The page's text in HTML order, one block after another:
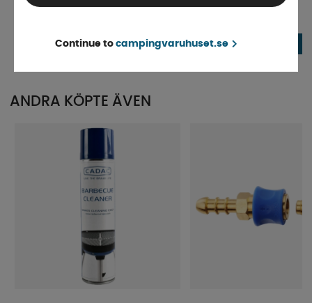
KÖP! 29 kr
ANDRA KÖPTE ÄVEN
Continue to campingvaruhuset.se